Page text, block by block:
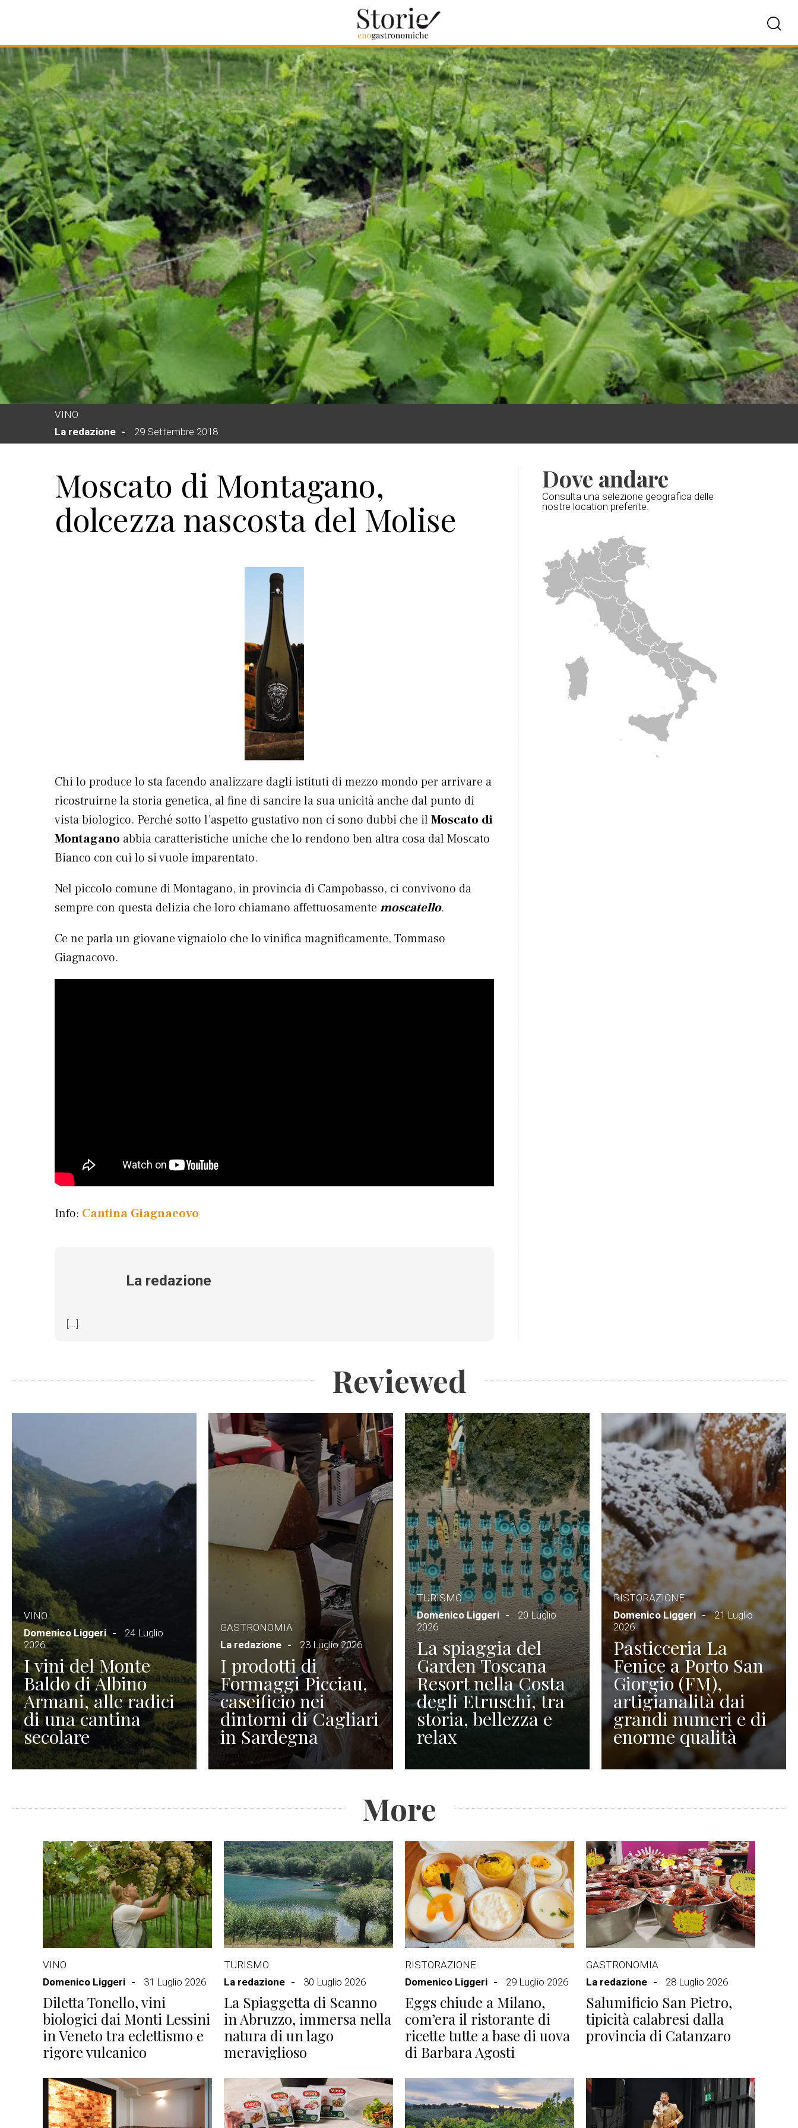
VINO
La redazione
29 Settembre 2018
Moscato di Montagano,
dolcezza nascosta del Molise
Chi lo produce lo sta facendo analizzare dagli istituti di mezzo mondo per arrivare a
ricostruirne la storia genetica, al fine di sancire la sua unicità anche dal punto di
vista biologico. Perché sotto l’aspetto gustativo non ci sono dubbi che il Moscato di
Montagano abbia caratteristiche uniche che lo rendono ben altra cosa dal Moscato
Bianco con cui lo si vuole imparentato.
Nel piccolo comune di Montagano, in provincia di Campobasso, ci convivono da
sempre con questa delizia che loro chiamano affettuosamente moscatello.
Ce ne parla un giovane vignaiolo che lo vinifica magnificamente, Tommaso
Giagnacovo.
Info: Cantina Giagnacovo
La redazione
[...]
Dove andare
Consulta una selezione geografica delle
nostre location preferite.
Reviewed
VINO
Domenico Liggeri
24 Luglio
2026
I vini del Monte
Baldo di Albino
Armani, alle radici
di una cantina
secolare
GASTRONOMIA
La redazione
23 Luglio 2026
I prodotti di
Formaggi Picciau,
caseificio nei
dintorni di Cagliari
in Sardegna
TURISMO
Domenico Liggeri
20 Luglio
2026
La spiaggia del
Garden Toscana
Resort nella Costa
degli Etruschi, tra
storia, bellezza e
relax
RISTORAZIONE
Domenico Liggeri
21 Luglio
2026
Pasticceria La
Fenice a Porto San
Giorgio (FM),
artigianalità dai
grandi numeri e di
enorme qualità
More
VINO
Domenico Liggeri
31 Luglio 2026
Diletta Tonello, vini
biologici dai Monti Lessini
in Veneto tra eclettismo e
rigore vulcanico
TURISMO
La redazione
30 Luglio 2026
La Spiaggetta di Scanno
in Abruzzo, immersa nella
natura di un lago
meraviglioso
RISTORAZIONE
Domenico Liggeri
29 Luglio 2026
Eggs chiude a Milano,
com’era il ristorante di
ricette tutte a base di uova
di Barbara Agosti
GASTRONOMIA
La redazione
28 Luglio 2026
Salumificio San Pietro,
tipicità calabresi dalla
provincia di Catanzaro